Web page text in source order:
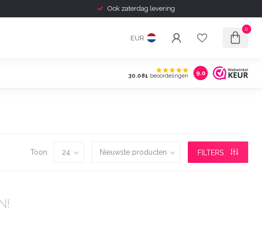
Ook zaterdag levering
EUR
0
30.081 beoordelingen 9.0
Toon: FILTERS